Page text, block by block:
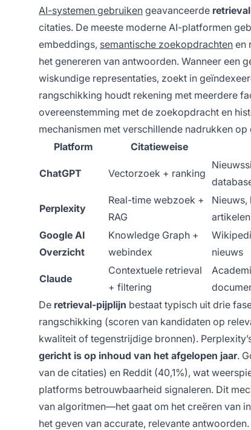
AI-systemen gebruiken geavanceerde
citaties. De meeste moderne AI-platformen
embeddings, semantische zoekopdrachten en
het genereren van antwoorden. Wanneer een
wiskundige representaties, zoekt in
rangschikking houdt rekening met meerdere
overeenstemming met de zoekopdracht en
mechanismen met verschillende nadrukken op
Platform
Citatieweise
ChatGPT Vectorzoek + ranking
Perplexity
Real-time webzoek +
RAG
artikelen
Google AI
Overzicht
Knowledge Graph +
webindex
nieuws
Claude
Contextuele retrieval
+ filtering
De retrieval-pijplijn bestaat typisch uit drie
rangschikking (scoren van kandidaten op
kwaliteit of tegenstrijdige bronnen).
gericht is op inhoud van het afgelopen jaar.
van de citaties) en Reddit (40,1%), wat
platforms betrouwbaarheid signaleren. Dit
van algoritmen—het gaat om het creëren van
het geven van accurate, relevante antwoorden.